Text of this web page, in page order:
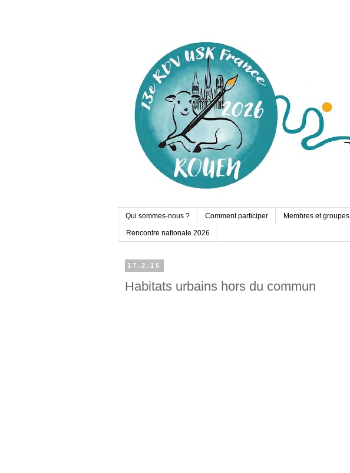
Qui sommes-nous ? Comment participer Membres et groupes
Rencontre nationale 2026
17.2.15
Habitats urbains hors du commun